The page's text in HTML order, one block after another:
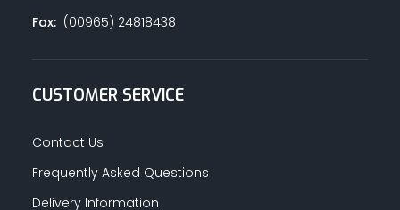
Fax:(00965) 24818438
CUSTOMER SERVICE
Contact Us
Frequently Asked Questions
Delivery Information